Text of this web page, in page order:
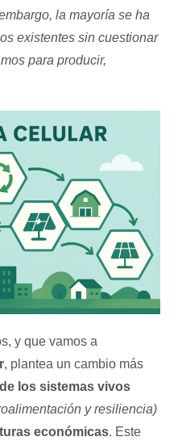
la mayoría se ha
existentes sin cuestionar
para producir,
y que vamos a
, plantea un cambio más
los sistemas vivos
y resiliencia)
económicas. Este